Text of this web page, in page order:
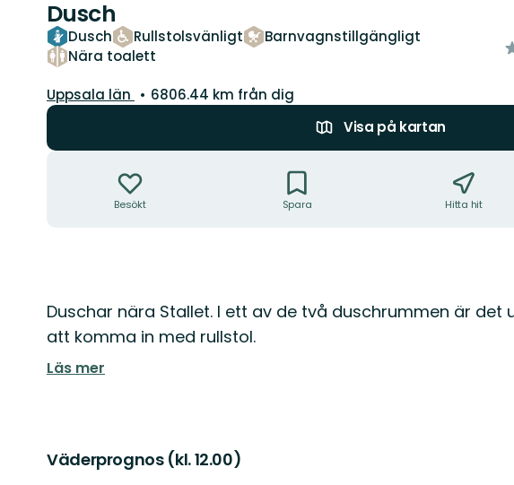
Dusch
Dusch Rullstolsvänligt
Barnvagnstillgängligt
Nära toalett
Län:
Uppsala län
6806.44 km från dig
Visa på kartan
Besökt Spara Hitta hit
Beskrivning
Duschar nära Stallet. I ett av de två duschrummen är
att komma in med rullstol.
Läs mer
Väderprognos (kl. 12.00)